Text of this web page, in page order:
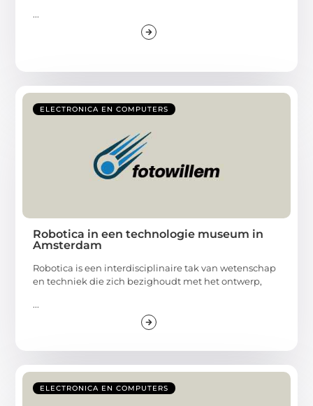
...
ELECTRONICA EN COMPUTERS
Robotica in een technologie museum in
Amsterdam
Robotica is een interdisciplinaire tak van wetenschap
en techniek die zich bezighoudt met het ontwerp,
...
ELECTRONICA EN COMPUTERS